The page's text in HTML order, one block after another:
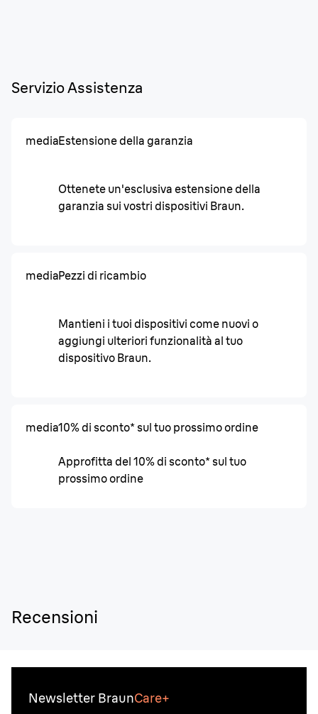
Servizio Assistenza
mediaEstensione della garanzia
Ottenete un'esclusiva estensione della
garanzia sui vostri dispositivi Braun.
mediaPezzi di ricambio
Mantieni i tuoi dispositivi come nuovi o
aggiungi ulteriori funzionalità al tuo
dispositivo Braun.
media10% di sconto* sul tuo prossimo ordine
Approfitta del 10% di sconto* sul tuo
prossimo ordine
Recensioni
Newsletter BraunCare+